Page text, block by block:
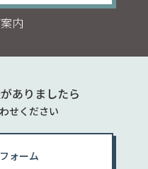
内
ありましたら
せください
ォーム